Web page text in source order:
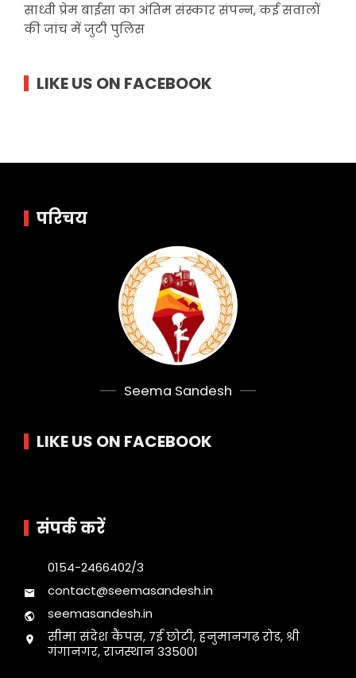
साध्वी प्रेम बाईसा का अंतिम संस्कार संपन्न, कई सवालों
की जांच में जुटी पुलिस
LIKE US ON FACEBOOK
परिचय
Seema Sandesh
LIKE US ON FACEBOOK
संपर्क करें
0154-2466402/3
contact@seemasandesh.in
seemasandesh.in
सीमा संदेश कैंपस, 7ई छोटी, हनुमानगढ़ रोड, श्री
गंगानगर, राजस्थान 335001